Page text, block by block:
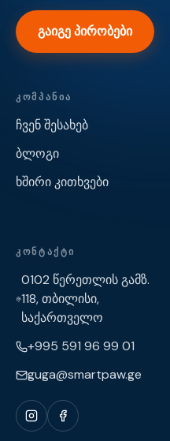
გაიგე პირობები
ᲙᲝᲛᲞᲐᲜᲘᲐ
ჩვენ შესახებ
ბლოგი
ხშირი კითხვები
ᲙᲝᲜᲢᲐᲥᲢᲘ
0102 წერეთლის გამზ.
118, თბილისი,
საქართველო
+995 591 96 99 01
guga@smartpaw.ge